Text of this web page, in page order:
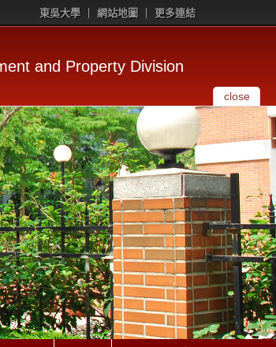
東吳大學 網站地圖 更多連結
and Property Division
close